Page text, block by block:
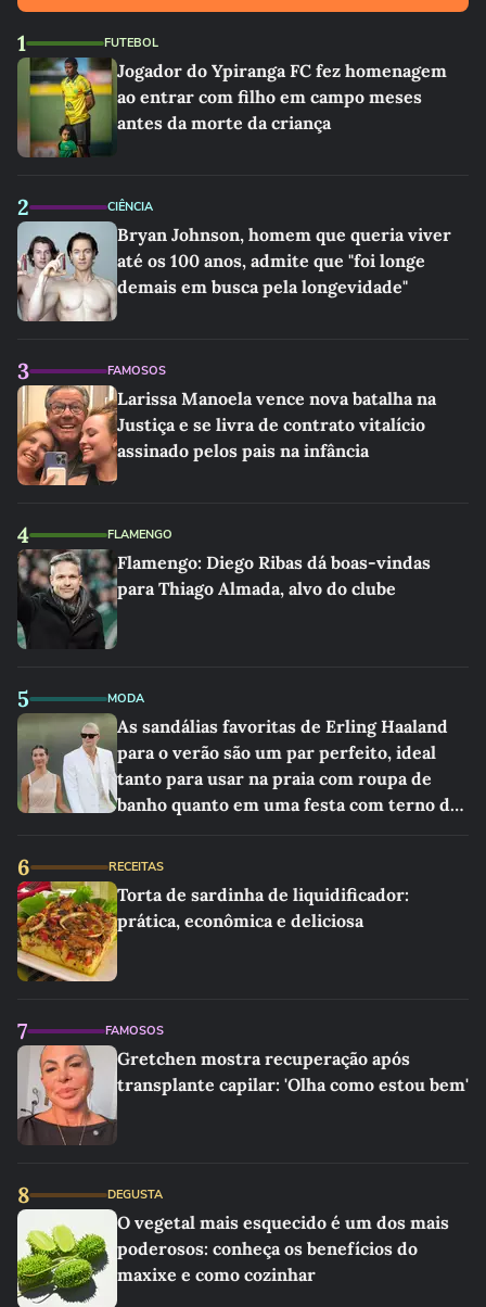
1 FUTEBOL
Jogador do Ypiranga FC fez homenagem
ao entrar com filho em campo meses
antes da morte da criança
2 CIÊNCIA
Bryan Johnson, homem que queria viver
até os 100 anos, admite que "foi longe
demais em busca pela longevidade"
3 FAMOSOS
Larissa Manoela vence nova batalha na
Justiça e se livra de contrato vitalício
assinado pelos pais na infância
4 FLAMENGO
Flamengo: Diego Ribas dá boas-vindas
para Thiago Almada, alvo do clube
5 MODA
As sandálias favoritas de Erling Haaland
para o verão são um par perfeito, ideal
tanto para usar na praia com roupa de
banho quanto em uma festa com terno de
6 RECEITAS
Torta de sardinha de liquidificador:
prática, econômica e deliciosa
7 FAMOSOS
Gretchen mostra recuperação após
transplante capilar: 'Olha como estou bem'
8 DEGUSTA
O vegetal mais esquecido é um dos mais
poderosos: conheça os benefícios do
maxixe e como cozinhar